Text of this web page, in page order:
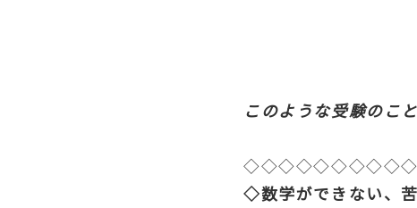
このような受験のこ
◇数学ができない、